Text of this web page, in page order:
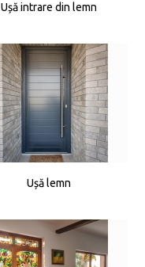
Ușă intrare din lemn
Ușă lemn